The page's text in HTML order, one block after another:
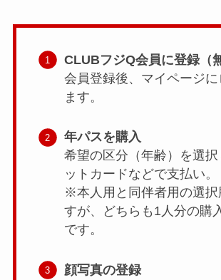
CLUBフジQ会員に登録（
会員登録後、マイページに
ます。
年パスを購入
希望の区分（年齢）を選
ットカードなどで支払い。
※本人用と同伴者用の選択
すが、どちらも1人分の購
です。
顔写真の登録